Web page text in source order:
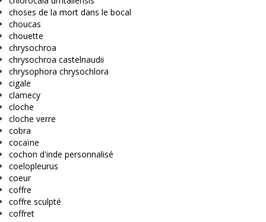
choses de la mort dans le bocal
choucas
chouette
chrysochroa
chrysochroa castelnaudii
chrysophora chrysochlora
cigale
clamecy
cloche
cloche verre
cobra
cocaïne
cochon d'inde personnalisé
coelopleurus
coeur
coffre
coffre sculpté
coffret